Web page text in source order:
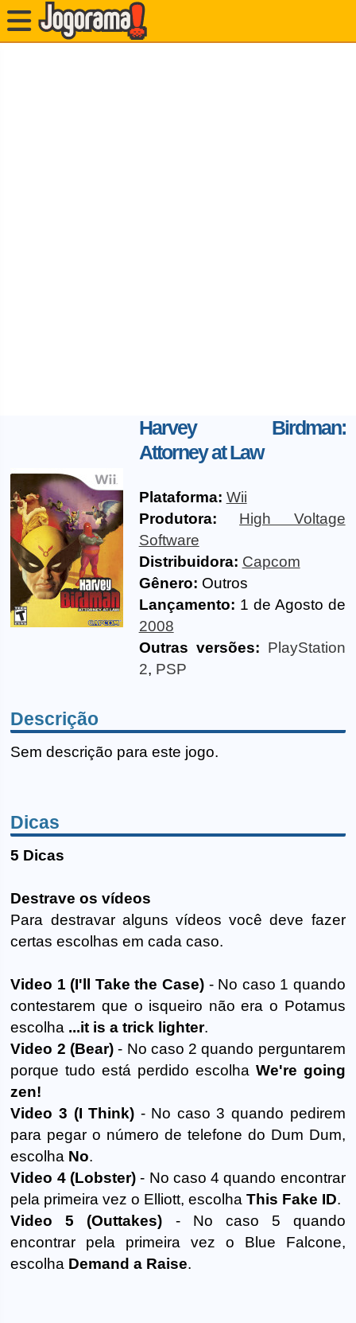
Harvey Birdman:
Attorney at Law
Plataforma: Wii
Produtora:
High Voltage
Software
Distribuidora: Capcom
Gênero: Outros
Lançamento: 1 de Agosto de
2008
Outras versões: PlayStation
2, PSP
Descrição
Sem descrição para este jogo.
Dicas
5 Dicas
Destrave os vídeos
Para destravar alguns vídeos você deve fazer
certas escolhas em cada caso.
Video 1 (I'll Take the Case) - No caso 1 quando
contestarem que o isqueiro não era o Potamus
escolha ...it is a trick lighter.
Video 2 (Bear)- No caso 2 quando perguntarem
porque tudo está perdido escolha We're going
zen!
Video 3 (I Think) - No caso 3 quando pedirem
para pegar o número de telefone do Dum Dum,
escolha No.
Video 4 (Lobster)- No caso 4 quando encontrar
pela primeira vez o Elliott, escolhaThis Fake ID.
Video 5 (Outtakes) - No caso 5 quando
encontrar pela primeira vez o Blue Falcone,
escolha Demand a Raise.